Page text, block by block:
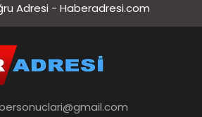
Adresi - Haberadresi.com